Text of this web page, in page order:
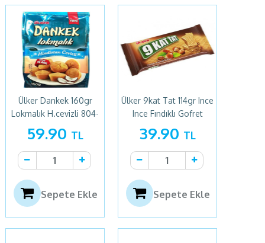
Ülker Dankek 160gr
Lokmalık H.cevizli 804-
03
59.90 TL
Sepete Ekle
Ülker 9kat Tat 114gr Ince
Ince Fındıklı Gofret
39.90 TL
Sepete Ekle